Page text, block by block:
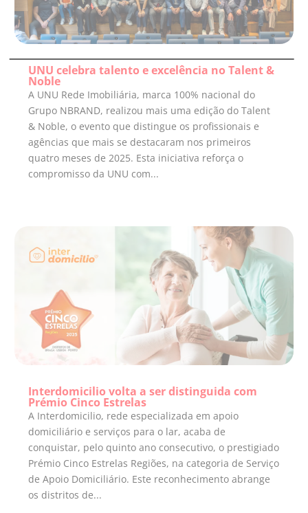
UNU celebra talento e excelência no Talent &
Noble
A UNU Rede Imobiliária, marca 100% nacional do
Grupo NBRAND, realizou mais uma edição do Talent
& Noble, o evento que distingue os profissionais e
agências que mais se destacaram nos primeiros
quatro meses de 2025. Esta iniciativa reforça o
compromisso da UNU com...
Interdomicilio volta a ser distinguida com
Prémio Cinco Estrelas
A Interdomicilio, rede especializada em apoio
domiciliário e serviços para o lar, acaba de
conquistar, pelo quinto ano consecutivo, o prestigiado
Prémio Cinco Estrelas Regiões, na categoria de Serviço
de Apoio Domiciliário. Este reconhecimento abrange
os distritos de...